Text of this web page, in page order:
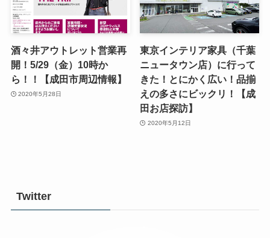
酒々井アウトレット営業再
開！5/29（金）10時か
ら！！【成田市周辺情報】
2020年5月28日
東京インテリア家具（千葉
ニュータウン店）に行って
きた！とにかく広い！品揃
えの多さにビックリ！【成
田お店探訪】
2020年5月12日
Twitter